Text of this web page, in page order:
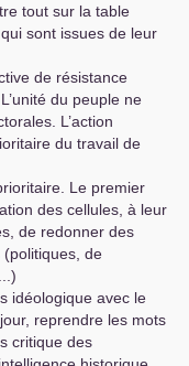
tout sur la table
sont issues de leur
de résistance
du peuple ne
L’action
du travail de
Le premier
des cellules, à leur
de redonner des
de
idéologique avec le
reprendre les mots
critique des